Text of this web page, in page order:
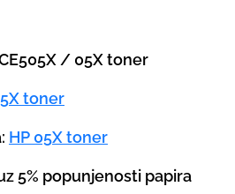
/ 05X toner
toner
HP 05X toner
5% popunjenosti papira